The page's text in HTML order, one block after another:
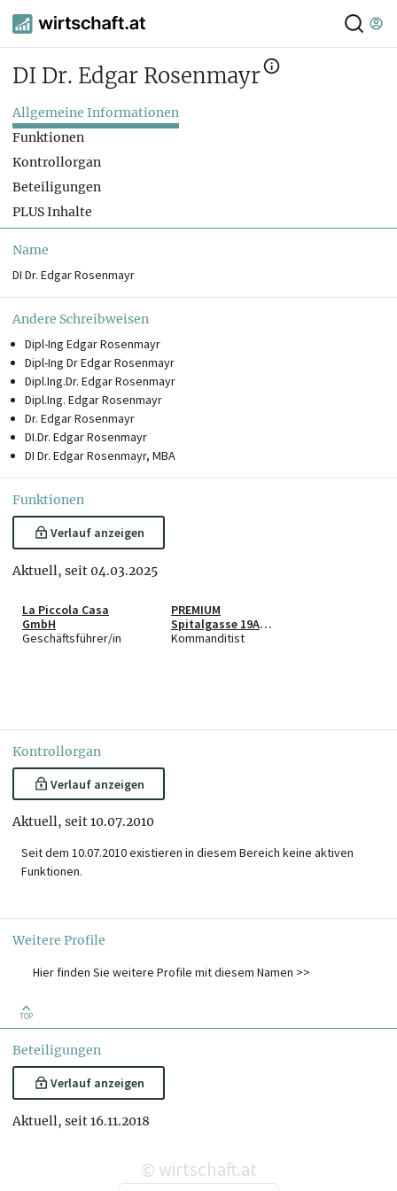
DI Dr. Edgar Rosenmayr
Allgemeine Informationen
Funktionen
Kontrollorgan
Beteiligungen
PLUS Inhalte
Name
DI Dr. Edgar Rosenmayr
Andere Schreibweisen
Dipl-Ing Edgar Rosenmayr
Dipl-Ing Dr Edgar Rosenmayr
Dipl.Ing.Dr. Edgar Rosenmayr
Dipl.Ing. Edgar Rosenmayr
Dr. Edgar Rosenmayr
DI.Dr. Edgar Rosenmayr
DI Dr. Edgar Rosenmayr, MBA
Funktionen
Verlauf anzeigen
Aktuell, seit 04.03.2025
La Piccola Casa
GmbH
Geschäftsführer/in
PREMIUM
Spitalgasse 19A
GmbH & Co KG
Kommanditist
Kontrollorgan
Verlauf anzeigen
Aktuell, seit 10.07.2010
Seit dem 10.07.2010 existieren in diesem Bereich keine aktiven
Funktionen.
Weitere Profile
Hier finden Sie weitere Profile mit diesem Namen >>
TOP
Beteiligungen
Verlauf anzeigen
Aktuell, seit 16.11.2018
© wirtschaft.at